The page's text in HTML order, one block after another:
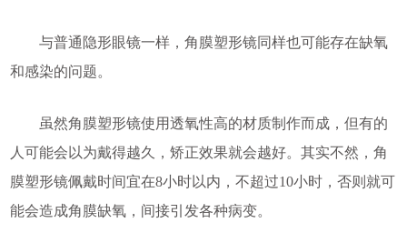
与普通隐形眼镜一样，角膜塑形镜同样也可能存在缺氧
和感染的问题。
虽然角膜塑形镜使用透氧性高的材质制作而成，但有的
人可能会以为戴得越久，矫正效果就会越好。其实不然，角
膜塑形镜佩戴时间宜在8小时以内，不超过10小时，否则就可
能会造成角膜缺氧，间接引发各种病变。